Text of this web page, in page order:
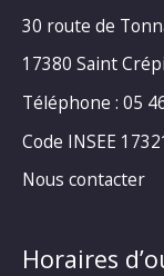
30 route de
17380 Saint
Téléphone : 05
Code INSEE
Nous contacter
Horaires